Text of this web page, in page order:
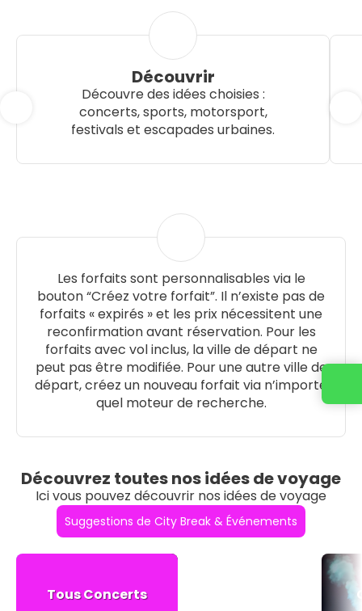
Découvrir
Découvre des idées choisies :
concerts, sports, motorsport,
festivals et escapades urbaines.
Les forfaits sont personnalisables via le
bouton “Créez votre forfait”. Il n’existe pas de
forfaits « expirés » et les prix nécessitent une
reconfirmation avant réservation. Pour les
forfaits avec vol inclus, la ville de départ ne
peut pas être modifiée. Pour une autre ville de
départ, créez un nouveau forfait via n’importe
quel moteur de recherche.
Découvrez toutes nos idées de voyage
Ici vous pouvez découvrir nos idées de voyage
Suggestions de City Break & Événements
Tous Concerts